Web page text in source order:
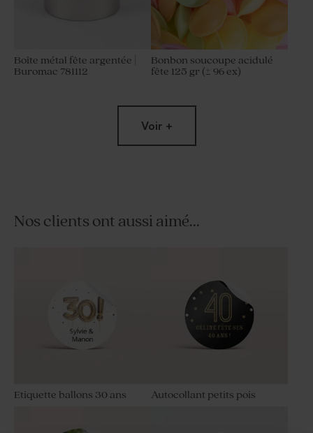
Boîte métal fête argentée |
Buromac 781112
Bonbon soucoupe acidulé
fête 125 gr (± 96 ex)
Voir +
Nos clients ont aussi aimé...
Etiquette ballons 30 ans Autocollant petits pois